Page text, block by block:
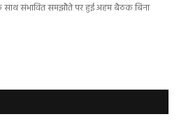
के साथ संभावित समझौते पर हुई अहम बैठक बिना